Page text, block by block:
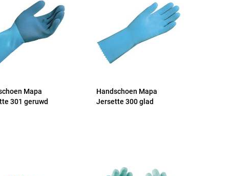
Mapa
301 geruwd
Handschoen Mapa
Jersette 300 glad